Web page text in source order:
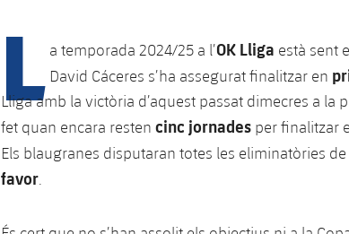
L a temporada 2024/25 a l’OK Lliga està sent
David Cáceres s’ha assegurat finalitzar en
Lliga amb la victòria d’aquest passat dimecres a la
fet quan encara resten cinc jornades per finalitzar
Els blaugranes disputaran totes les eliminatòries
favor.